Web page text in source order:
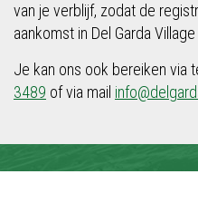
van je verblijf, zodat de
aankomst in Del Garda Village
Je kan ons ook bereiken via
3489 of via mail